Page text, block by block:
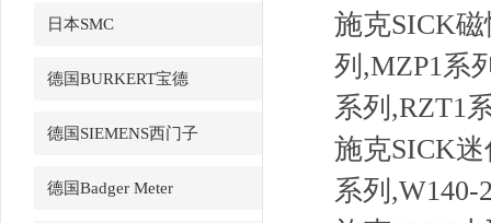
日本SMC
德国BURKERT宝德
德国SIEMENS西门子
德国Badger Meter
施克SICK
列,MZP1系
系列,RZT1
施克SICK
系列,W140-